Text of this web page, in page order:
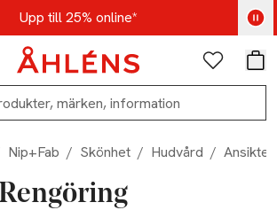
Upp till 25% online*
Kod: AUG25 - Shoppa nu
Favoriter
Nip+Fab / Skönhet / Hudvård / Ansikte